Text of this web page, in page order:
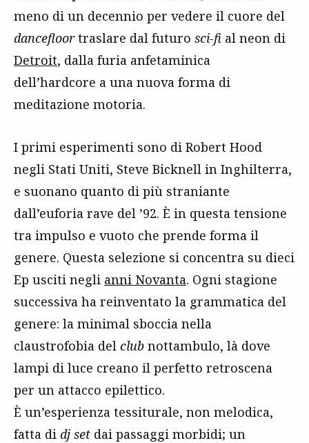
meno di un decennio per vedere il cuore del
dancefloortraslare dal futuro sci-fi al neon di
Detroit, dalla furia anfetaminica
dell’hardcore a una nuova forma di
meditazione motoria.
I primi esperimenti sono di Robert Hood
negli Stati Uniti, Steve Bicknell in Inghilterra,
e suonano quanto di più straniante
dall’euforia rave del ’92. È in questa tensione
tra impulso e vuoto che prende forma il
genere. Questa selezione si concentra su dieci
Ep usciti negli anni Novanta. Ogni stagione
successiva ha reinventato la grammatica del
genere: la minimal sboccia nella
claustrofobia del club nottambulo, là dove
lampi di luce creano il perfetto retroscena
per un attacco epilettico.
È un’esperienza tessiturale, non melodica,
fatta di dj set dai passaggi morbidi; un